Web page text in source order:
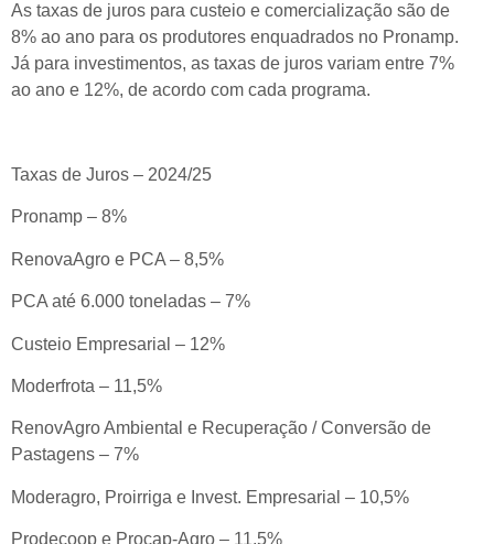
As taxas de juros para custeio e comercialização são de
8% ao ano para os produtores enquadrados no Pronamp.
Já para investimentos, as taxas de juros variam entre 7%
ao ano e 12%, de acordo com cada programa.
Taxas de Juros – 2024/25
Pronamp – 8%
RenovaAgro e PCA – 8,5%
PCA até 6.000 toneladas – 7%
Custeio Empresarial – 12%
Moderfrota – 11,5%
RenovAgro Ambiental e Recuperação / Conversão de
Pastagens – 7%
Moderagro, Proirriga e Invest. Empresarial – 10,5%
Prodecoop e Procap-Agro – 11,5%